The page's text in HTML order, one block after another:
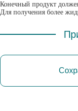
Конечный продукт
Для получения более